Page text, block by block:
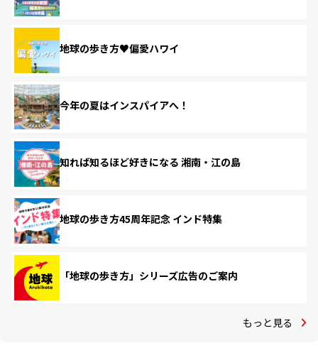
地球の歩き方♥偏愛ハワイ
今年の夏はインスパイアへ！
知れば知るほど好きになる 湘南・江の島
地球の歩き方45周年記念 インド特集
「地球の歩き方」シリーズ広告のご案内
もっと見る